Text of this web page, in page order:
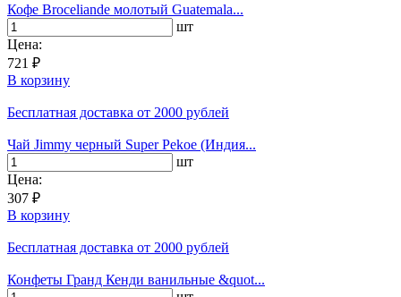
Кофе Broceliande молотый Guatemala...
шт
Цена:
721 ₽
В корзину
Бесплатная доставка от 2000 рублей
Чай Jimmy черный Super Pekoe (Индия...
шт
Цена:
307 ₽
В корзину
Бесплатная доставка от 2000 рублей
Конфеты Гранд Кенди ванильные &quot...